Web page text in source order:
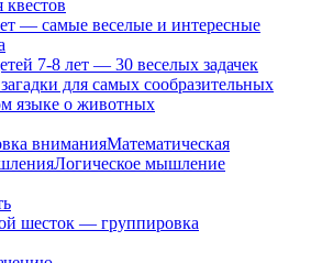
— самые веселые и интересные
7-8 лет — 30 веселых задачек
для самых сообразительных
языке о животных
вниманияМатематическая
Логическое мышление
шесток — группировка